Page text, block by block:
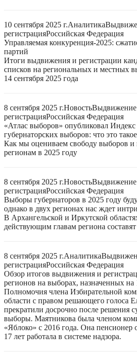
10 сентября 2025 г.Аналитика
регистрацияРоссийская Федерация
Управляемая конкуренция-2025:
партий
Итоги выдвижения и регистрации
списков на региональных и местных
14 сентября 2025 года
8 сентября 2025 г.Новость
регистрацияРоссийская Федерация
«Атлас выборов» опубликовал
губернаторских выборов: что это
Как мы оцениваем свободу выборов и
регионам в 2025 году
8 сентября 2025 г.Новость
регистрацияРоссийская Федерация
Выборы губернаторов в 2025 году
однако в двух регионах нас ждет
В Архангельской и Иркутской
действующим главам региона
8 сентября 2025 г.Аналитика
регистрацияРоссийская Федерация
Обзор итогов выдвижения и
регионов на выборах, назначенных на
Полномочия члена Избирательной
области с правом решающего голоса
прекратили досрочно после решения
выборы. Маятникова была членом
«Яблоко» с 2016 года. Она пенсионер
17 лет работала в системе надзора.